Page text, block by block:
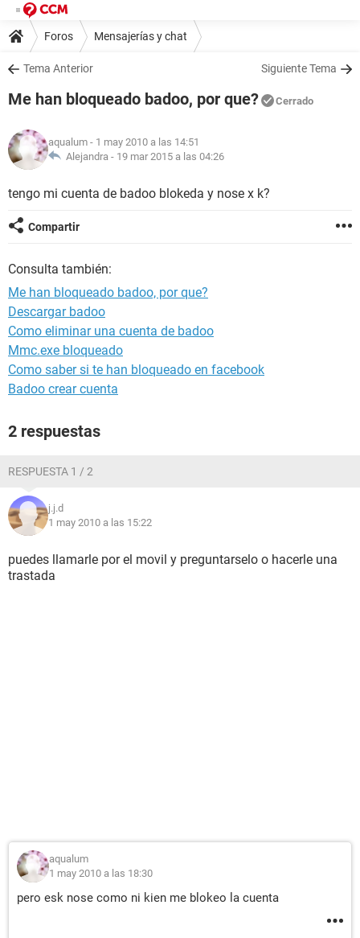
Foros Mensajerías y chat
Tema Anterior Siguiente Tema
Me han bloqueado badoo, por que? Cerrado
aqualum - 1 may 2010 a las 14:51
Alejandra - 19 mar 2015 a las 04:26
tengo mi cuenta de badoo blokeda y nose x k?
Compartir
Consulta también:
Me han bloqueado badoo, por que?
Descargar badoo
Como eliminar una cuenta de badoo
Mmc.exe bloqueado
Como saber si te han bloqueado en facebook
Badoo crear cuenta
2 respuestas
RESPUESTA 1 / 2
j.j.d
1 may 2010 a las 15:22
puedes llamarle por el movil y preguntarselo o hacerle una
trastada
aqualum
1 may 2010 a las 18:30
pero esk nose como ni kien me blokeo la cuenta